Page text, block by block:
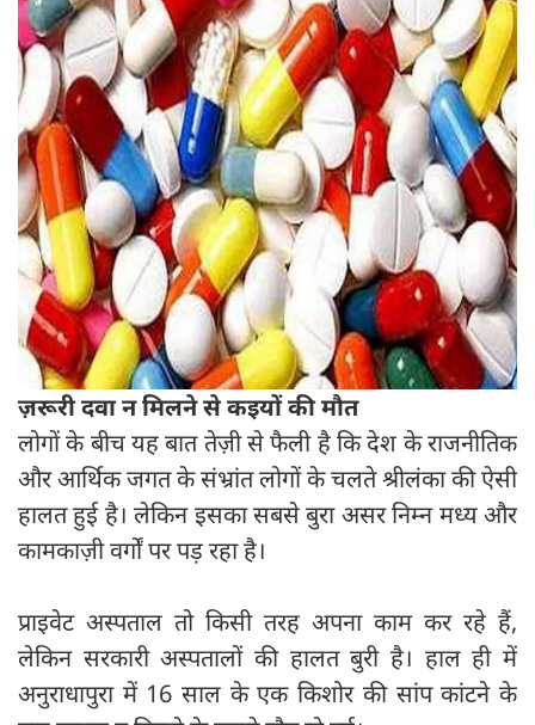
ज़रूरी दवा न मिलने से कइयों की मौत
लोगों के बीच यह बात तेज़ी से फैली है कि देश के राजनीतिक
और आर्थिक जगत के संभ्रांत लोगों के चलते श्रीलंका की ऐसी
हालत हुई है। लेकिन इसका सबसे बुरा असर निम्न मध्य और
कामकाज़ी वर्गों पर पड़ रहा है।
प्राइवेट अस्पताल तो किसी तरह अपना काम कर रहे हैं,
लेकिन सरकारी अस्पतालों की हालत बुरी है। हाल ही में
अनुराधापुरा में 16 साल के एक किशोर की सांप कांटने के